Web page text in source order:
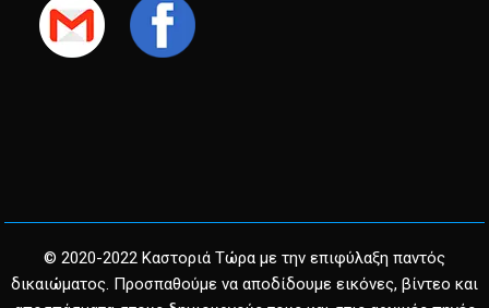
© 2020-2022 Καστοριά Τώρα με την επιφύλαξη παντός
δικαιώματος. Προσπαθούμε να αποδίδουμε εικόνες, βίντεο και